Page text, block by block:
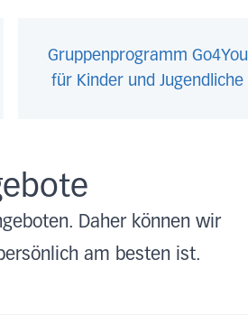
Gruppenprogramm Go4You
für Kinder und Jugendliche
Daher können wir
am besten ist.